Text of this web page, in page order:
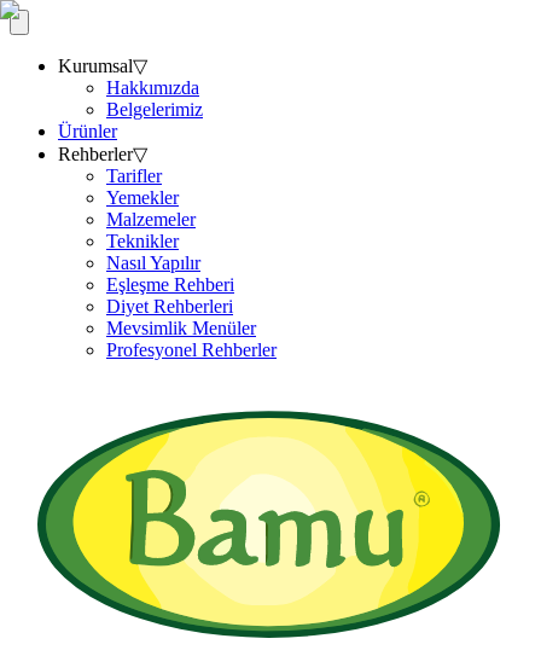
Kurumsal▽
Hakkımızda
Belgelerimiz
Ürünler
Rehberler▽
Tarifler
Yemekler
Malzemeler
Teknikler
Nasıl Yapılır
Eşleşme Rehberi
Diyet Rehberleri
Mevsimlik Menüler
Profesyonel Rehberler